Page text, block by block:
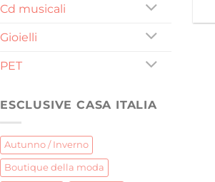
Cd musicali
Gioielli
PET
ESCLUSIVE CASA ITALIA
Autunno / Inverno
Boutique della moda